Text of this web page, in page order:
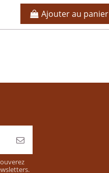
Ajouter au panier